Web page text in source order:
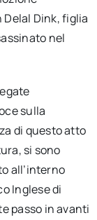
Dink, figlia
nel
sulla
di questo atto
si sono
all’interno
Inglese di
passo in avanti